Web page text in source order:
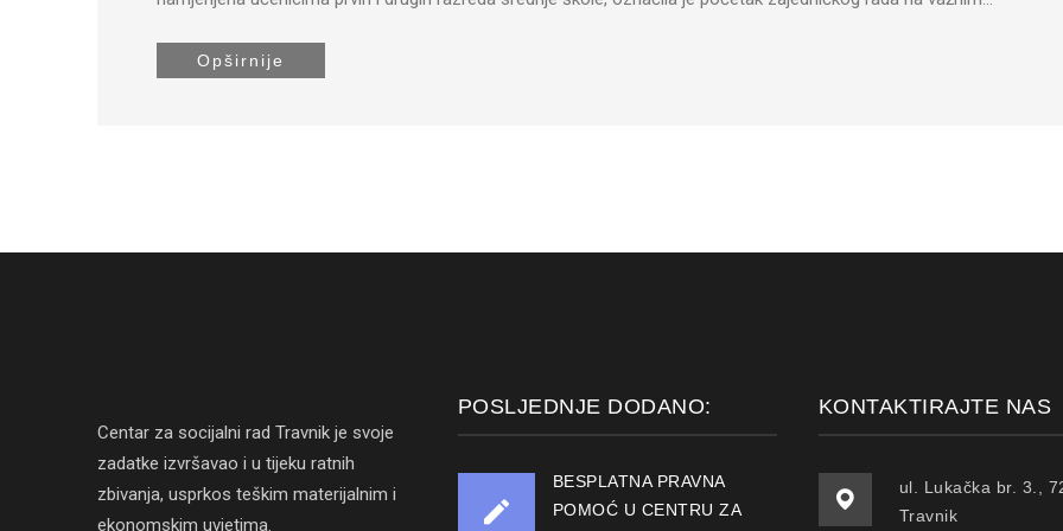
Opširnije
Centar za socijalni rad Travnik je svoje
zadatke izvršavao i u tijeku ratnih
zbivanja, usprkos teškim materijalnim i
ekonomskim uvjetima.
POSLJEDNJE DODANO:
BESPLATNA PRAVNA
POMOĆ U CENTRU ZA
KONTAKTIRAJTE NAS
ul. Lukačka br. 3.,
Travnik